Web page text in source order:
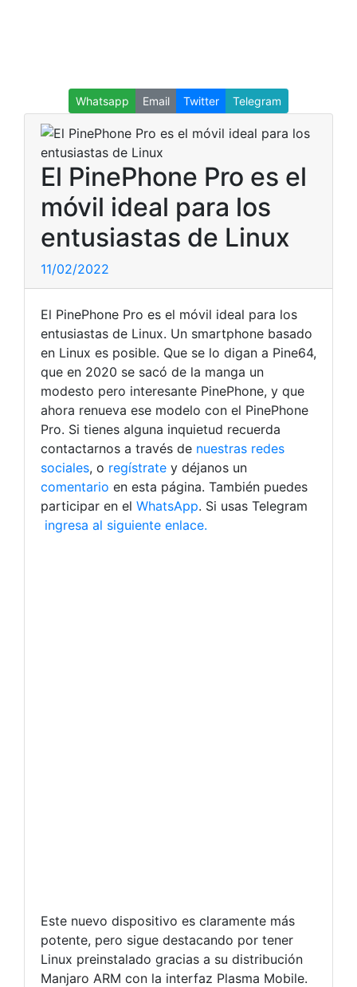
Whatsapp Email Twitter Telegram
El PinePhone Pro es el
móvil ideal para los
entusiastas de Linux
11/02/2022
El PinePhone Pro es el móvil ideal para los
entusiastas de Linux. Un smartphone basado
en Linux es posible. Que se lo digan a Pine64,
que en 2020 se sacó de la manga un
modesto pero interesante PinePhone, y que
ahora renueva ese modelo con el PinePhone
Pro. Si tienes alguna inquietud recuerda
contactarnos a través de nuestras redes
sociales, o regístrate y déjanos un
comentario en esta página. También puedes
participar en el WhatsApp. Si usas Telegram
ingresa al siguiente enlace.
Este nuevo dispositivo es claramente más
potente, pero sigue destacando por tener
Linux preinstalado gracias a su distribución
Manjaro ARM con la interfaz Plasma Mobile.